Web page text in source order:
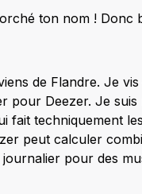
ton nom !
de Flandre. Je
pour Deezer. Je
fait techniquement
peut calculer
pour des